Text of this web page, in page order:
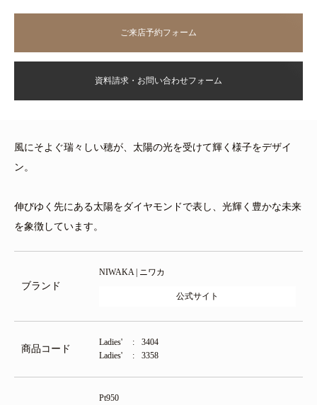
ご来店予約フォーム
資料請求・お問い合わせフォーム
風にそよぐ瑞々しい穂が、太陽の光を受けて輝く様子をデザイ
ン。
伸びゆく先にある太陽をダイヤモンドで表し、光輝く豊かな未来
を象徴しています。
ブランド
NIWAKA | ニワカ
公式サイト
商品コード
Ladies'
3404
Ladies'
3358
Pt950